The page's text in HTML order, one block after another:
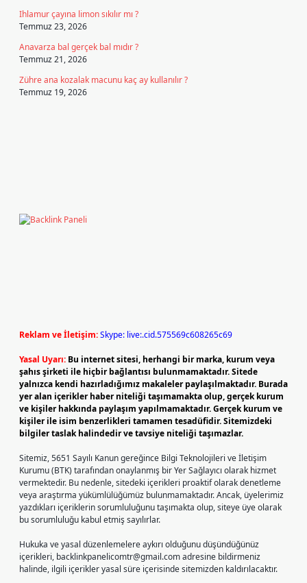
Ihlamur çayına limon sıkılır mı ?
Temmuz 23, 2026
Anavarza bal gerçek bal mıdır ?
Temmuz 21, 2026
Zühre ana kozalak macunu kaç ay kullanılır ?
Temmuz 19, 2026
Reklam ve İletişim:Skype: live:.cid.575569c608265c69
Yasal Uyarı: Bu internet sitesi, herhangi bir marka, kurum veya
şahıs şirketi ile hiçbir bağlantısı bulunmamaktadır. Sitede
yalnızca kendi hazırladığımız makaleler paylaşılmaktadır. Burada
yer alan içerikler haber niteliği taşımamakta olup, gerçek kurum
ve kişiler hakkında paylaşım yapılmamaktadır. Gerçek kurum ve
kişiler ile isim benzerlikleri tamamen tesadüfidir. Sitemizdeki
bilgiler taslak halindedir ve tavsiye niteliği taşımazlar.
Sitemiz, 5651 Sayılı Kanun gereğince Bilgi Teknolojileri ve İletişim
Kurumu (BTK) tarafından onaylanmış bir Yer Sağlayıcı olarak hizmet
vermektedir. Bu nedenle, sitedeki içerikleri proaktif olarak denetleme
veya araştırma yükümlülüğümüz bulunmamaktadır. Ancak, üyelerimiz
yazdıkları içeriklerin sorumluluğunu taşımakta olup, siteye üye olarak
bu sorumluluğu kabul etmiş sayılırlar.
Hukuka ve yasal düzenlemelere aykırı olduğunu düşündüğünüz
içerikleri, backlinkpanelicomtr@gmail.comadresine bildirmeniz
halinde, ilgili içerikler yasal süre içerisinde sitemizden kaldırılacaktır.